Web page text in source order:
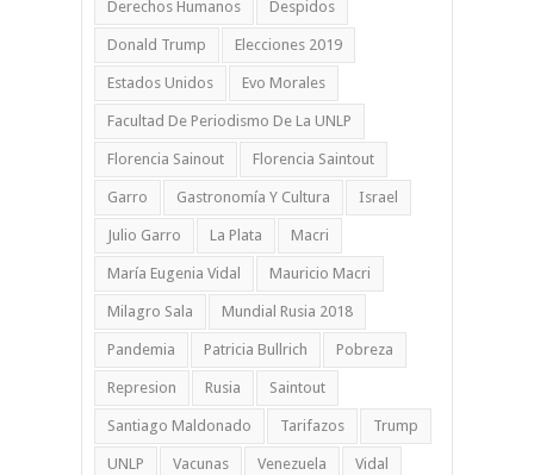
Derechos Humanos Despidos
Donald Trump Elecciones 2019
Estados Unidos Evo Morales
Facultad De Periodismo De La UNLP
Florencia Sainout Florencia Saintout
Garro Gastronomía Y Cultura Israel
Julio Garro La Plata Macri
María Eugenia Vidal Mauricio Macri
Milagro Sala Mundial Rusia 2018
Pandemia Patricia Bullrich Pobreza
Represion Rusia Saintout
Santiago Maldonado Tarifazos Trump
UNLP Vacunas Venezuela Vidal